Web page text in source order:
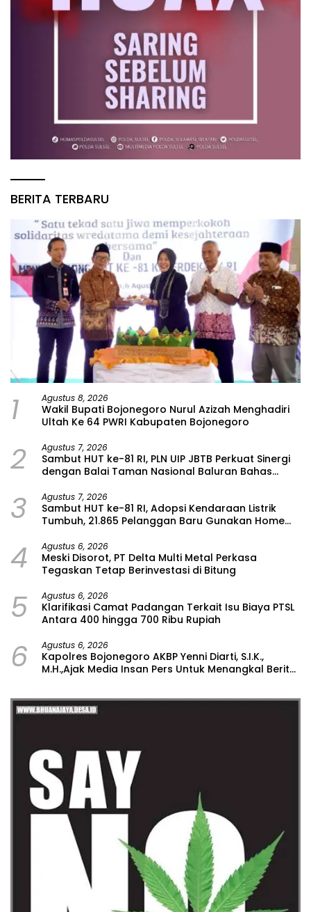
BERITA TERBARU
1 Agustus 8, 2026
Wakil Bupati Bojonegoro Nurul Azizah Menghadiri
Ultah Ke 64 PWRI Kabupaten Bojonegoro
2 Agustus 7, 2026
Sambut HUT ke-81 RI, PLN UIP JBTB Perkuat Sinergi
dengan Balai Taman Nasional Baluran Bahas
Watudodol/Kalipuro
3 Agustus 7, 2026
Sambut HUT ke-81 RI, Adopsi Kendaraan Listrik
Tumbuh, 21.865 Pelanggan Baru Gunakan Home
4 Agustus 6, 2026
Meski Disorot, PT Delta Multi Metal Perkasa
Tegaskan Tetap Berinvestasi di Bitung
5 Agustus 6, 2026
Klarifikasi Camat Padangan Terkait Isu Biaya PTSL
Antara 400 hingga 700 Ribu Rupiah
6 Agustus 6, 2026
Kapolres Bojonegoro AKBP Yenni Diarti, S.I.K.,
M.H.,Ajak Media Insan Pers Untuk Menangkal Berita